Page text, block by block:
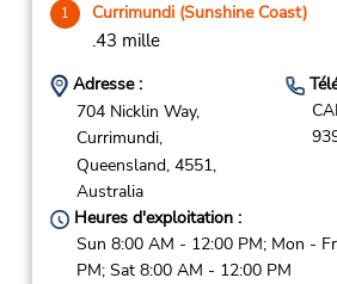
1 Currimundi (Sunshine Coast)
.43 mille
Adresse :
704 Nicklin Way,
Currimundi,
Queensland, 4551,
Australia
Heures d'exploitation :
Sun 8:00 AM - 12:00 PM; Mon -
PM; Sat 8:00 AM - 12:00 PM